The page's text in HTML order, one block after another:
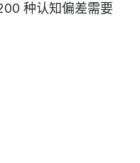
种认知偏差需要